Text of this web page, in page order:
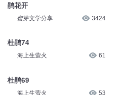
鹃花开
蜜芽文学分享 3424
杜鹃74
海上生萤火 61
杜鹃69
海上生萤火 53